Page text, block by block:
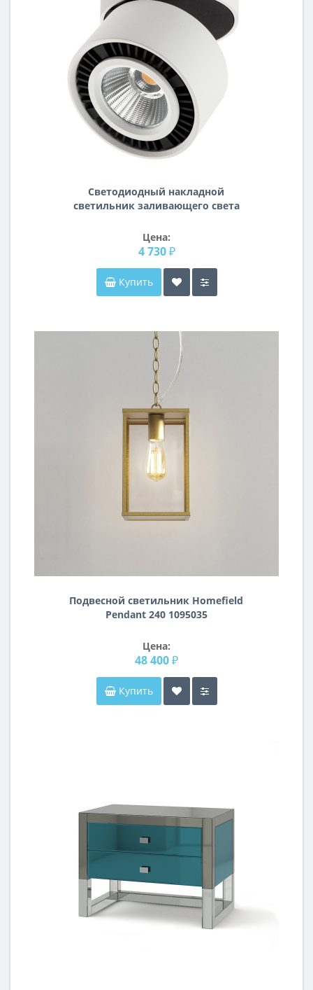
Светодиодный накладной
светильник заливающего света
Цена:
4 730 ₽
Купить
Подвесной светильник Homefield
Pendant 240 1095035
Цена:
48 400 ₽
Купить